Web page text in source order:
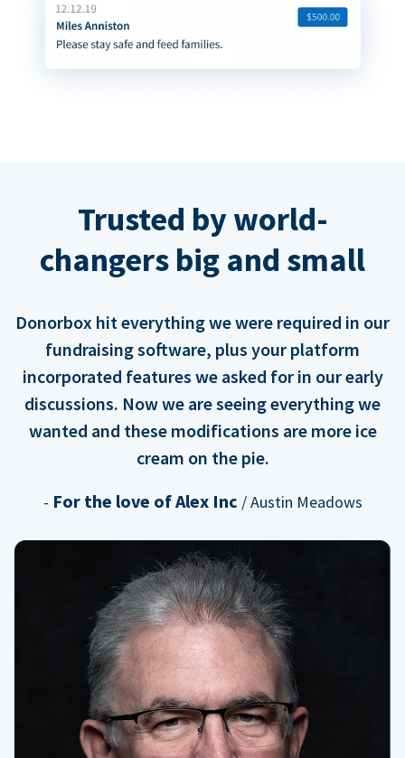
Trusted by world-
changers big and small
Donorbox hit everything we were required in our
fundraising software, plus your platform
incorporated features we asked for in our early
discussions. Now we are seeing everything we
wanted and these modifications are more ice
cream on the pie.
- For the love of Alex Inc / Austin Meadows